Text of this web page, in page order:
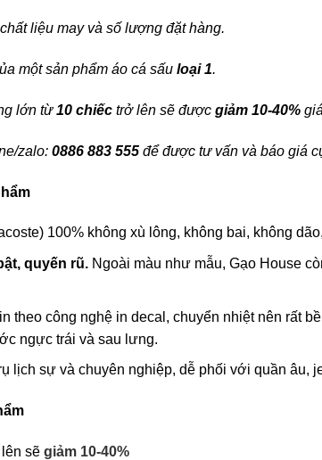
liệu may và số lượng đặt hàng.
một sản phẩm áo cá sấu loại 1.
lớn từ10 chiếctrở lên sẽ đượcgiảm 10-40%
zalo: 0886 883 555 để được tư vấn và báo giá
100% không xù lông, không bai, không
quyến rũ. Ngoài màu như mẫu, Gạo House
theo công nghệ in decal, chuyển nhiệt nên rất
ngực trái và sau lưng.
lịch sự và chuyên nghiệp, dễ phối với quần âu,
lên sẽgiảm 10-40%